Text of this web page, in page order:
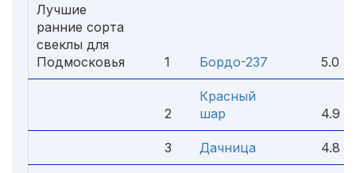
Лучшие
ранние сорта
свеклы для
Подмосковья
1 Бордо-237 5.0
2
Красный
шар
4.9
3 Дачница 4.8